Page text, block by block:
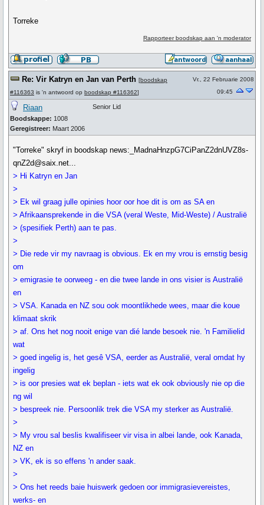
Torreke
Rapporteer boodskap aan 'n moderator
Re: Vir Katryn en Jan van Perth [boodskap
#116363 is 'n antwoord op boodskap #116362]
Vr., 22 Februarie 2008
09:45
Riaan
Boodskappe: 1008
Geregistreer: Maart 2006
Senior Lid
"Torreke" skryf in boodskap news:_MadnaHnzpG7CiPanZ2dnUVZ8s-
qnZ2d@saix.net...
> Hi Katryn en Jan
>
> Ek wil graag julle opinies hoor oor hoe dit is om as SA en
> Afrikaansprekende in die VSA (veral Weste, Mid-Weste) / Australië
> (spesifiek Perth) aan te pas.
>
> Die rede vir my navraag is obvious. Ek en my vrou is ernstig besig
om
> emigrasie te oorweeg - en die twee lande in ons visier is Australië
en
> VSA. Kanada en NZ sou ook moontlikhede wees, maar die koue
klimaat skrik
> af. Ons het nog nooit enige van dié lande besoek nie. 'n Familielid
wat
> goed ingelig is, het gesê VSA, eerder as Australië, veral omdat hy
ingelig
> is oor presies wat ek beplan - iets wat ek ook obviously nie op die
ng wil
> bespreek nie. Persoonlik trek die VSA my sterker as Australië.
>
> My vrou sal beslis kwalifiseer vir visa in albei lande, ook Kanada,
NZ en
> VK, ek is so effens 'n ander saak.
>
> Ons het reeds baie huiswerk gedoen oor immigrasievereistes,
werks- en